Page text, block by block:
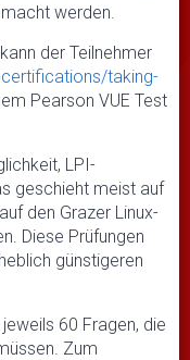
werden.
der Teilnehmer
taking-
Pearson VUE Test
LPI-
geschieht meist auf
den Grazer Linux-
Diese Prüfungen
günstigeren
60 Fragen, die
Zum